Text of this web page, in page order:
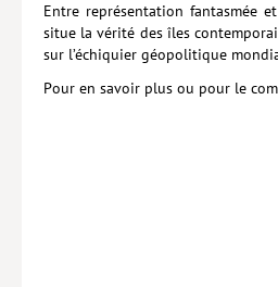
Entre représentation fantasmée
situe la vérité des îles
sur l’échiquier géopolitique
Pour en savoir plus ou pour le